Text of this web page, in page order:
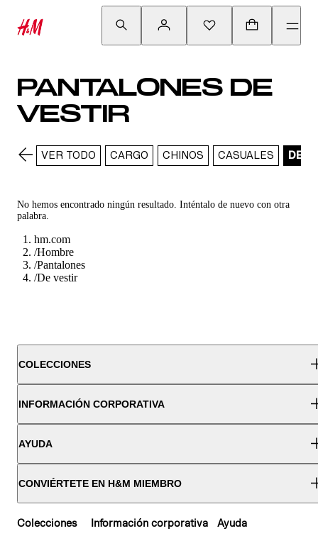
PANTALONES DE
VESTIR
VER TODO CARGO CHINOS CASUALES DE
No hemos encontrado ningún resultado. Inténtalo de nuevo con otra
palabra.
hm.com
/Hombre
/Pantalones
/De vestir
COLECCIONES
INFORMACIÓN CORPORATIVA
AYUDA
CONVIÉRTETE EN H&M MIEMBRO
Colecciones Información corporativa Ayuda